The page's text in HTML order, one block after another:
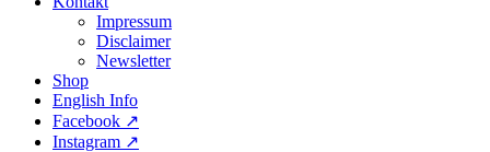
Impressum
Disclaimer
Newsletter
Shop
English Info
Facebook ↗︎
Instagram ↗︎